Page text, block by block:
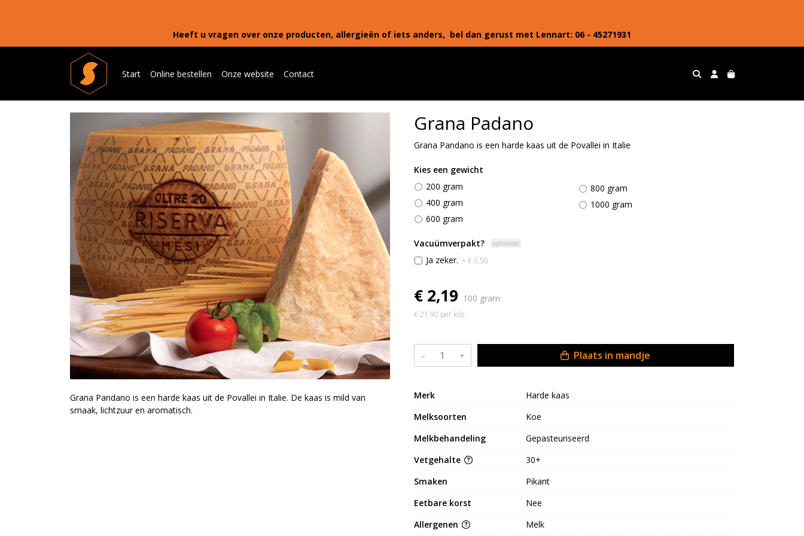
Heeft u vragen over onze producten, allergieën of iets anders, bel dan gerust met Lennart: 06 - 45271931
Start Online bestellen Onze website Contact
Grana Pandano is een harde kaas uit de Povallei in Italie. De kaas is mild van
smaak, lichtzuur en aromatisch.
Grana Padano
Grana Pandano is een harde kaas uit de Povallei in Italie
Kies een gewicht
200 gram
400 gram
600 gram
800 gram
1000 gram
Vacuümverpakt? optioneel
Ja zeker. + € 0,50
€ 2,19 100 gram
€ 21,90 per kilo
– + Plaats in mandje
Merk
Harde kaas
Melksoorten
Koe
Melkbehandeling
Gepasteuriseerd
Vetgehalte
30+
Smaken
Pikant
Eetbare korst
Nee
Allergenen
Melk